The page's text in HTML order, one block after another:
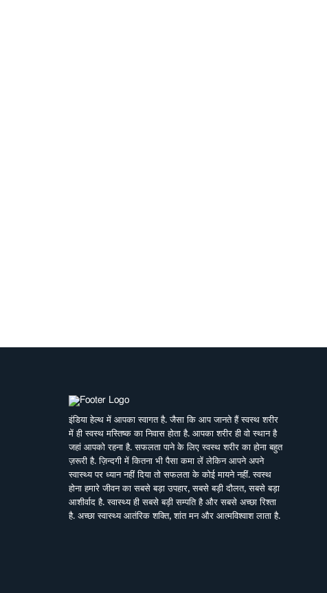
इंडिया हेल्थ में आपका स्वागत है. जैसा कि आप जानते हैं स्वस्थ शरीर
में ही स्वस्थ मस्तिष्क का निवास होता है. आपका शरीर ही वो स्थान है
जहां आपको रहना है. सफलता पाने के लिए स्वस्थ शरीर का होना बहुत
ज़रूरी है. ज़िन्दगी में कितना भी पैसा कमा लें लेकिन आपने अपने
स्वास्थ्य पर ध्यान नहीं दिया तो सफलता के कोई मायने नहीं. स्वस्थ
होना हमारे जीवन का सबसे बड़ा उपहार, सबसे बड़ी दौलत, सबसे बड़ा
आशीर्वाद है. स्वास्थ्य ही सबसे बड़ी सम्पति है और सबसे अच्छा रिश्ता
है. अच्छा स्वास्थ्य आतंरिक शक्ति, शांत मन और आत्मविश्वाश लाता है.